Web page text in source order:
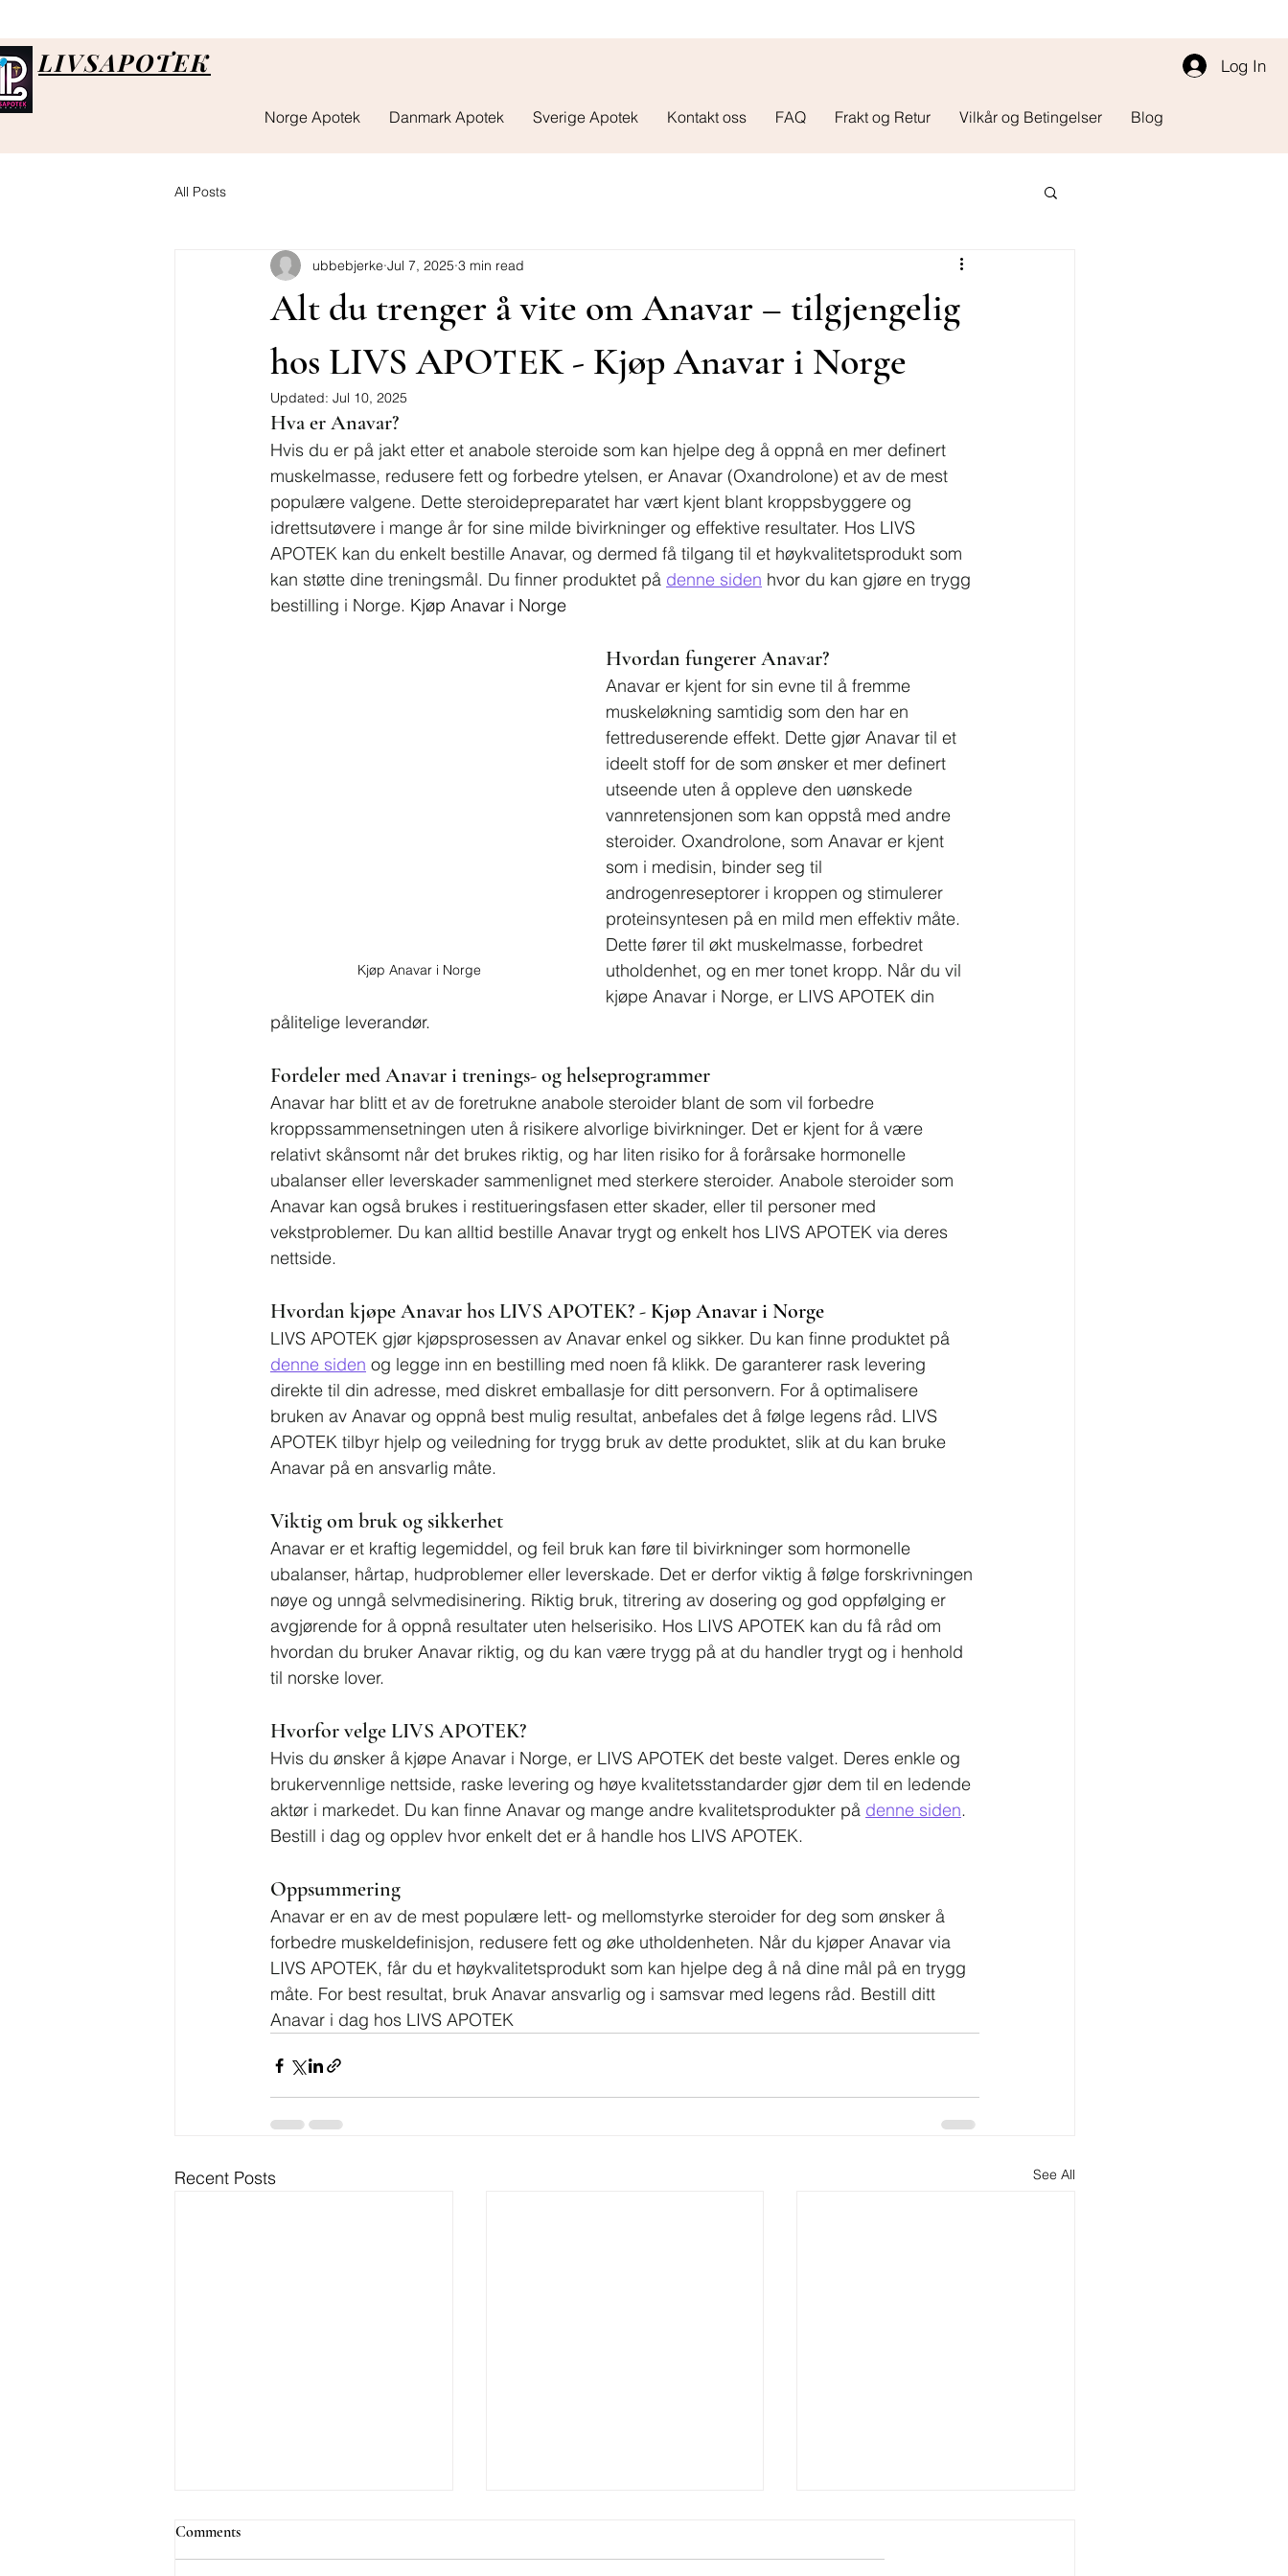
LIVSAPOTEK Log In
Norge Apotek Danmark Apotek Sverige Apotek Kontakt oss FAQ Frakt og Retur Vilkår og Betingelser Blog
All Posts
Alt du trenger å vite om Anavar – tilgjengelig
hos LIVS APOTEK - Kjøp Anavar i Norge
ubbebjerke Jul 7, 2025 3 min read
Updated: Jul 10, 2025
Hva er Anavar?
Hvis du er på jakt etter et anabole steroide som kan hjelpe deg å oppnå en mer definert
muskelmasse, redusere fett og forbedre ytelsen, er Anavar (Oxandrolone) et av de mest
populære valgene. Dette steroidepreparatet har vært kjent blant kroppsbyggere og
idrettsutøvere i mange år for sine milde bivirkninger og effektive resultater. Hos LIVS
APOTEK kan du enkelt bestille Anavar, og dermed få tilgang til et høykvalitetsprodukt som
kan støtte dine treningsmål. Du finner produktet på denne siden hvor du kan gjøre en trygg
bestilling i Norge. Kjøp Anavar i Norge
Kjøp Anavar i Norge
Hvordan fungerer Anavar?
Anavar er kjent for sin evne til å fremme
muskeløkning samtidig som den har en
fettreduserende effekt. Dette gjør Anavar til et
ideelt stoff for de som ønsker et mer definert
utseende uten å oppleve den uønskede
vannretensjonen som kan oppstå med andre
steroider. Oxandrolone, som Anavar er kjent
som i medisin, binder seg til
androgenreseptorer i kroppen og stimulerer
proteinsyntesen på en mild men effektiv måte.
Dette fører til økt muskelmasse, forbedret
utholdenhet, og en mer tonet kropp. Når du vil
kjøpe Anavar i Norge, er LIVS APOTEK din
pålitelige leverandør.
Fordeler med Anavar i trenings- og helseprogrammer
Anavar har blitt et av de foretrukne anabole steroider blant de som vil forbedre
kroppssammensetningen uten å risikere alvorlige bivirkninger. Det er kjent for å være
relativt skånsomt når det brukes riktig, og har liten risiko for å forårsake hormonelle
ubalanser eller leverskader sammenlignet med sterkere steroider. Anabole steroider som
Anavar kan også brukes i restitueringsfasen etter skader, eller til personer med
vekstproblemer. Du kan alltid bestille Anavar trygt og enkelt hos LIVS APOTEK via deres
nettside.
Hvordan kjøpe Anavar hos LIVS APOTEK? - Kjøp Anavar i Norge
LIVS APOTEK gjør kjøpsprosessen av Anavar enkel og sikker. Du kan finne produktet på
denne siden og legge inn en bestilling med noen få klikk. De garanterer rask levering
direkte til din adresse, med diskret emballasje for ditt personvern. For å optimalisere
bruken av Anavar og oppnå best mulig resultat, anbefales det å følge legens råd. LIVS
APOTEK tilbyr hjelp og veiledning for trygg bruk av dette produktet, slik at du kan bruke
Anavar på en ansvarlig måte.
Viktig om bruk og sikkerhet
Anavar er et kraftig legemiddel, og feil bruk kan føre til bivirkninger som hormonelle
ubalanser, hårtap, hudproblemer eller leverskade. Det er derfor viktig å følge forskrivningen
nøye og unngå selvmedisinering. Riktig bruk, titrering av dosering og god oppfølging er
avgjørende for å oppnå resultater uten helserisiko. Hos LIVS APOTEK kan du få råd om
hvordan du bruker Anavar riktig, og du kan være trygg på at du handler trygt og i henhold
til norske lover.
Hvorfor velge LIVS APOTEK?
Hvis du ønsker å kjøpe Anavar i Norge, er LIVS APOTEK det beste valget. Deres enkle og
brukervennlige nettside, raske levering og høye kvalitetsstandarder gjør dem til en ledende
aktør i markedet. Du kan finne Anavar og mange andre kvalitetsprodukter på denne siden.
Bestill i dag og opplev hvor enkelt det er å handle hos LIVS APOTEK.
Oppsummering
Anavar er en av de mest populære lett- og mellomstyrke steroider for deg som ønsker å
forbedre muskeldefinisjon, redusere fett og øke utholdenheten. Når du kjøper Anavar via
LIVS APOTEK, får du et høykvalitetsprodukt som kan hjelpe deg å nå dine mål på en trygg
måte. For best resultat, bruk Anavar ansvarlig og i samsvar med legens råd. Bestill ditt
Anavar i dag hos LIVS APOTEK
Recent Posts See All
Comments